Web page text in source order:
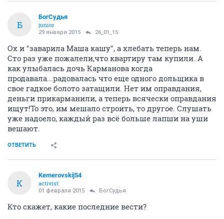
Недвижимость Новостройки
ул. Декабристов,10 ЗАО"СКИМС"